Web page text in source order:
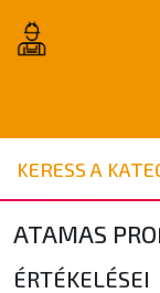
KERESS A
ÉPÍTŐANYAG
NYÍLÁSZÁRÓ
FAANYAG
ATAMAS
ÉRTÉKELÉSEI